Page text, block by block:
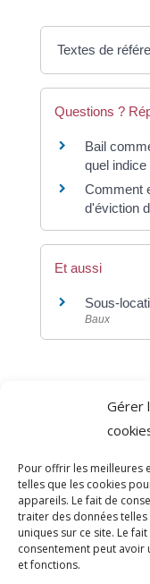
Gérer
Pour offrir les meilleures
telles que les cookies
appareils. Le fait de
traiter des données
uniques sur ce site. Le
consentement peut avoir
et fonctions.
Textes de
Questions ?
Bail
quel
Comment
d'éviction
Et aussi
Sous-
Baux
Direction de
comarquage